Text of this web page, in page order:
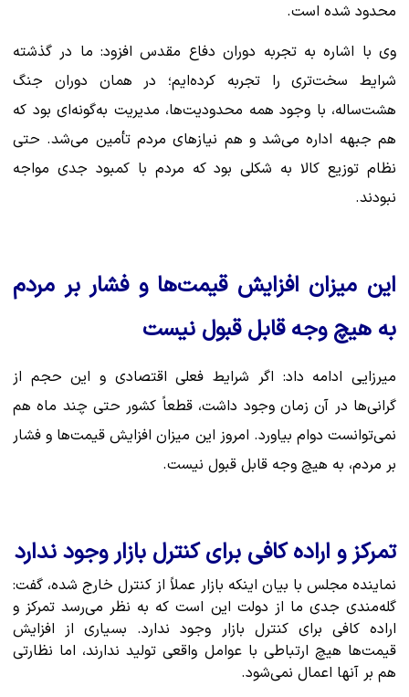
محدود شده است.
وی با اشاره به تجربه دوران دفاع مقدس افزود: ما در گذشته
شرایط سخت‌تری را تجربه کرده‌ایم؛ در همان دوران جنگ
هشت‌ساله، با وجود همه محدودیت‌ها، مدیریت به‌گونه‌ای بود که
هم جبهه اداره می‌شد و هم نیاز‌های مردم تأمین می‌شد. حتی
نظام توزیع کالا به شکلی بود که مردم با کمبود جدی مواجه
نبودند.
این میزان افزایش قیمت‌ها و فشار بر مردم
به هیچ وجه قابل قبول نیست
میرزایی ادامه داد: اگر شرایط فعلی اقتصادی و این حجم از
گرانی‌ها در آن زمان وجود داشت، قطعاً کشور حتی چند ماه هم
نمی‌توانست دوام بیاورد. امروز این میزان افزایش قیمت‌ها و فشار
بر مردم، به هیچ وجه قابل قبول نیست.
تمرکز و اراده کافی برای کنترل بازار وجود ندارد
نماینده مجلس با بیان اینکه بازار عملاً از کنترل خارج شده، گفت:
گله‌مندی جدی ما از دولت این است که به نظر می‌رسد تمرکز و
اراده کافی برای کنترل بازار وجود ندارد. بسیاری از افزایش
قیمت‌ها هیچ ارتباطی با عوامل واقعی تولید ندارند، اما نظارتی
هم بر آنها اعمال نمی‌شود.